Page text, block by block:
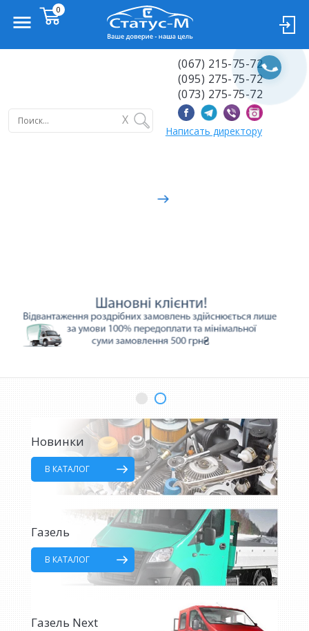
X
(067) 215-75-72
(095) 275-75-72
(073) 275-75-72
Написать директору
Новинки
В КАТАЛОГ
Газель
В КАТАЛОГ
Газель Next